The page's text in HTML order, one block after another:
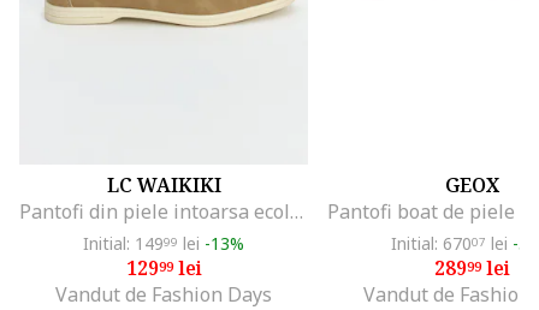
LC WAIKIKI
Pantofi din piele intoarsa ecologica cu funda, Bej inchis
Initial: 14999 lei -13%
12999lei
Vandut de Fashion Days
GEOX
Initial: 67007 lei -
28999lei
Vandut de Fashion